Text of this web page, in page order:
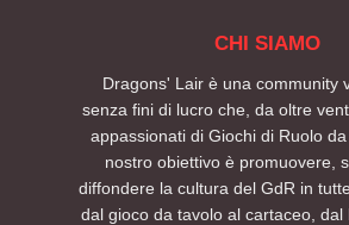
CHI SIAMO
Dragons' Lair è una community
senza fini di lucro che, da oltre
appassionati di Giochi di Ruolo
nostro obiettivo è promuovere,
diffondere la cultura del GdR in
dal gioco da tavolo al cartaceo, dal